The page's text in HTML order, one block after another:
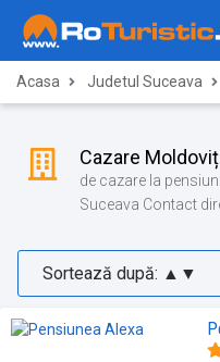
Acasa Judetul Suceava
Cazare
de cazare la
Suceava Contact direct la proprietari prin Romania